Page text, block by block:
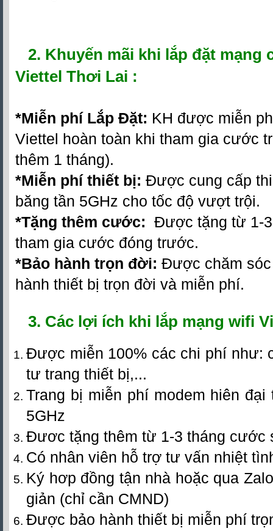
2. Khuyến mãi khi lắp đặt mạng
Viettel Thơi Lai :
*Miễn phí Lắp Đặt: KH được miễn
Viettel hoàn toàn khi tham gia cước
thêm 1 tháng).
*Miễn phí thiết bị: Được cung cấp
băng tần 5GHz cho tốc độ vượt trội.
*Tặng thêm cước: Được tặng từ 1-
tham gia cước đóng trước.
*Bảo hành trọn đời: Được chăm
hành thiết bị trọn đời và miễn phí.
3. Các lợi ích khi lắp mạng wifi
Được miễn 100% các chi phí như:
tư trang thiết bị,...
Trang bị miễn phí modem hiên
5GHz
Đươc tặng thêm từ 1-3 tháng cước
Có nhân viên hỗ trợ tư vấn nhiệt
Ký hơp đồng tận nhà hoặc qua
giản (chỉ cần CMND)
Được bảo hành thiết bị miễn phí